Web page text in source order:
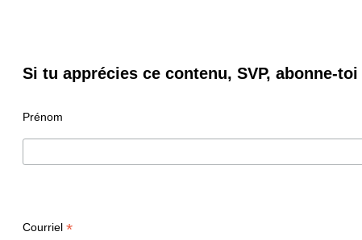
Si tu apprécies ce contenu, SVP, abonne-
Prénom
Courriel *